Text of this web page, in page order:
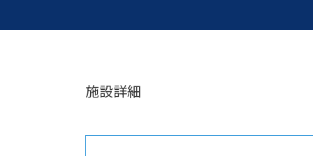
施設詳細